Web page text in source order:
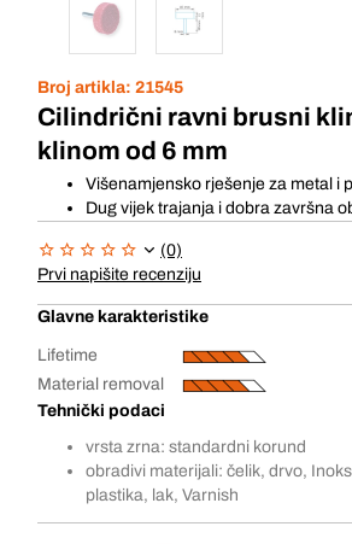
Broj artikla: 21545
Cilindrični ravni brusni
klinom od 6 mm
Višenamjensko rješenje za metal i
Dug vijek trajanja i dobra završna
(0)
Prvi napišite recenziju
Glavne karakteristike
Lifetime
Material removal
Tehnički podaci
vrsta zrna: standardni korund
obradivi materijali: čelik, drvo,
plastika, lak, Varnish